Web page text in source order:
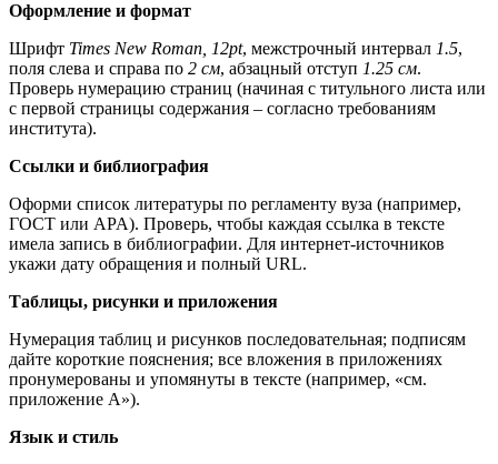
Оформление и формат
Шрифт Times New Roman, 12pt, межстрочный интервал 1.5,
поля слева и справа по 2 см, абзацный отступ 1.25 см.
Проверь нумерацию страниц (начиная с титульного листа или
с первой страницы содержания – согласно требованиям
института).
Ссылки и библиография
Оформи список литературы по регламенту вуза (например,
ГОСТ или APA). Проверь, чтобы каждая ссылка в тексте
имела запись в библиографии. Для интернет‑источников
укажи дату обращения и полный URL.
Таблицы, рисунки и приложения
Нумерация таблиц и рисунков последовательная; подписям
дайте короткие пояснения; все вложения в приложениях
пронумерованы и упомянуты в тексте (например, «см.
приложение A»).
Язык и стиль